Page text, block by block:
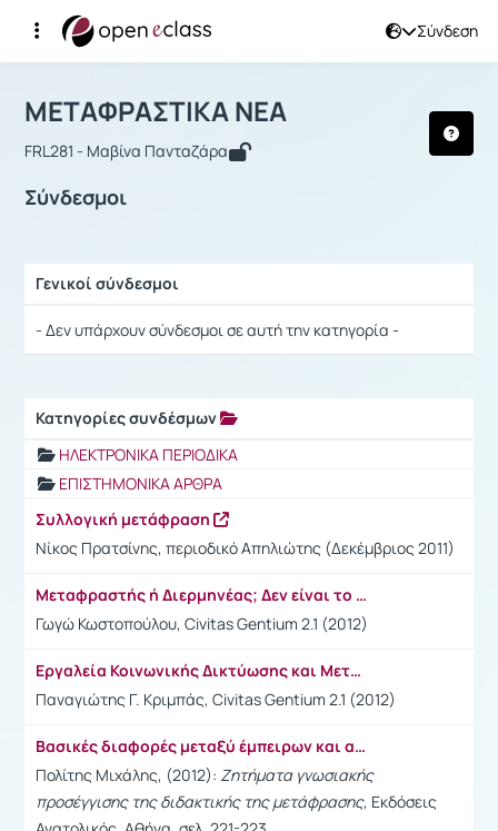
Σύνδεση
Αρχική Σελίδα
Μάθημα : ΜΕΤΑΦΡΑΣΤΙΚΑ ΝΕΑ
ΜΕΤΑΦΡΑΣΤΙΚΑ ΝΕΑ
FRL281 - Μαβίνα Πανταζάρα
Σύνδεσμοι
Γενικοί σύνδεσμοι
- Δεν υπάρχουν σύνδεσμοι σε αυτή την κατηγορία -
Κατηγορίες συνδέσμων
ΗΛΕΚΤΡΟΝΙΚΑ ΠΕΡΙΟΔΙΚΑ
ΕΠΙΣΤΗΜΟΝΙΚΑ ΑΡΘΡΑ
Συλλογική μετάφραση
Νίκος Πρατσίνης, περιοδικό Απηλιώτης (Δεκέμβριος 2011)
Μεταφραστής ή Διερμηνέας; Δεν είναι το ίδιο! Ορισμένες Απαραίτητες Διευκρινίσεις για δύο Επαγγέλματα με Πολλές Ομοιότητες, αλλά και Διαφορές
Γωγώ Κωστοπούλου, Civitas Gentium 2.1 (2012)
Εργαλεία Κοινωνικής Δικτύωσης και Μεταφραστές: Η Περiπτωση του LinkedIn
Παναγιώτης Γ. Κριμπάς, Civitas Gentium 2.1 (2012)
Βασικές διαφορές μεταξύ έμπειρων και αρχάριων μεταφραστών
Πολίτης Μιχάλης, (2012): Ζητήματα γνωσιακής
προσέγγισης της διδακτικής της μετάφρασης, Εκδόσεις